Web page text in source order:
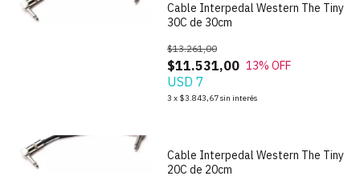
Cable Interpedal Western The Tiny
30C de 30cm
$11.531,00
$13.261,00
13% OFF
USD 7
3 x $3.843,67sin interés
Cable Interpedal Western The Tiny
20C de 20cm